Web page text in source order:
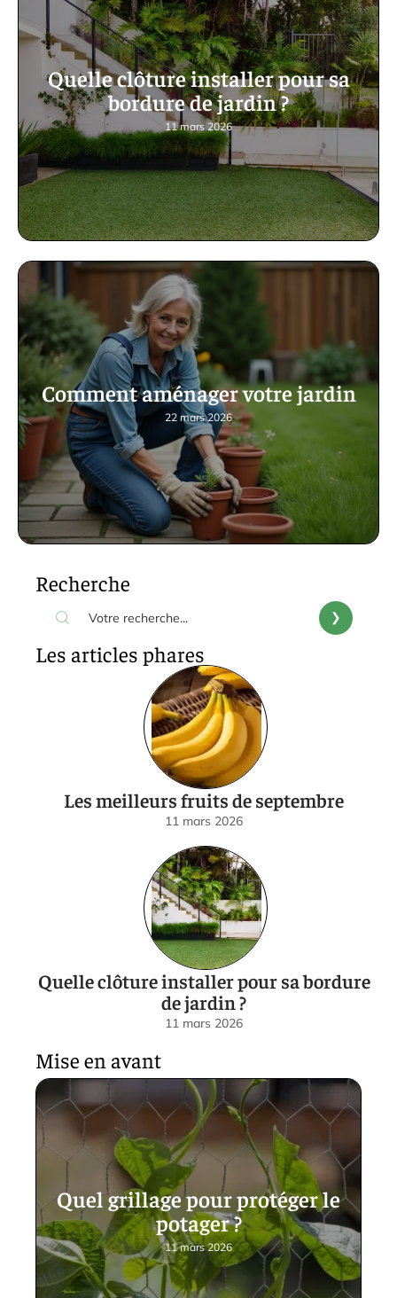
Quelle clôture installer pour sa
bordure de jardin ?
11 mars 2026
Comment aménager votre jardin
22 mars 2026
Recherche
Les articles phares
Les meilleurs fruits de septembre
11 mars 2026
Quelle clôture installer pour sa bordure
de jardin ?
11 mars 2026
Mise en avant
Quel grillage pour protéger le
potager ?
11 mars 2026